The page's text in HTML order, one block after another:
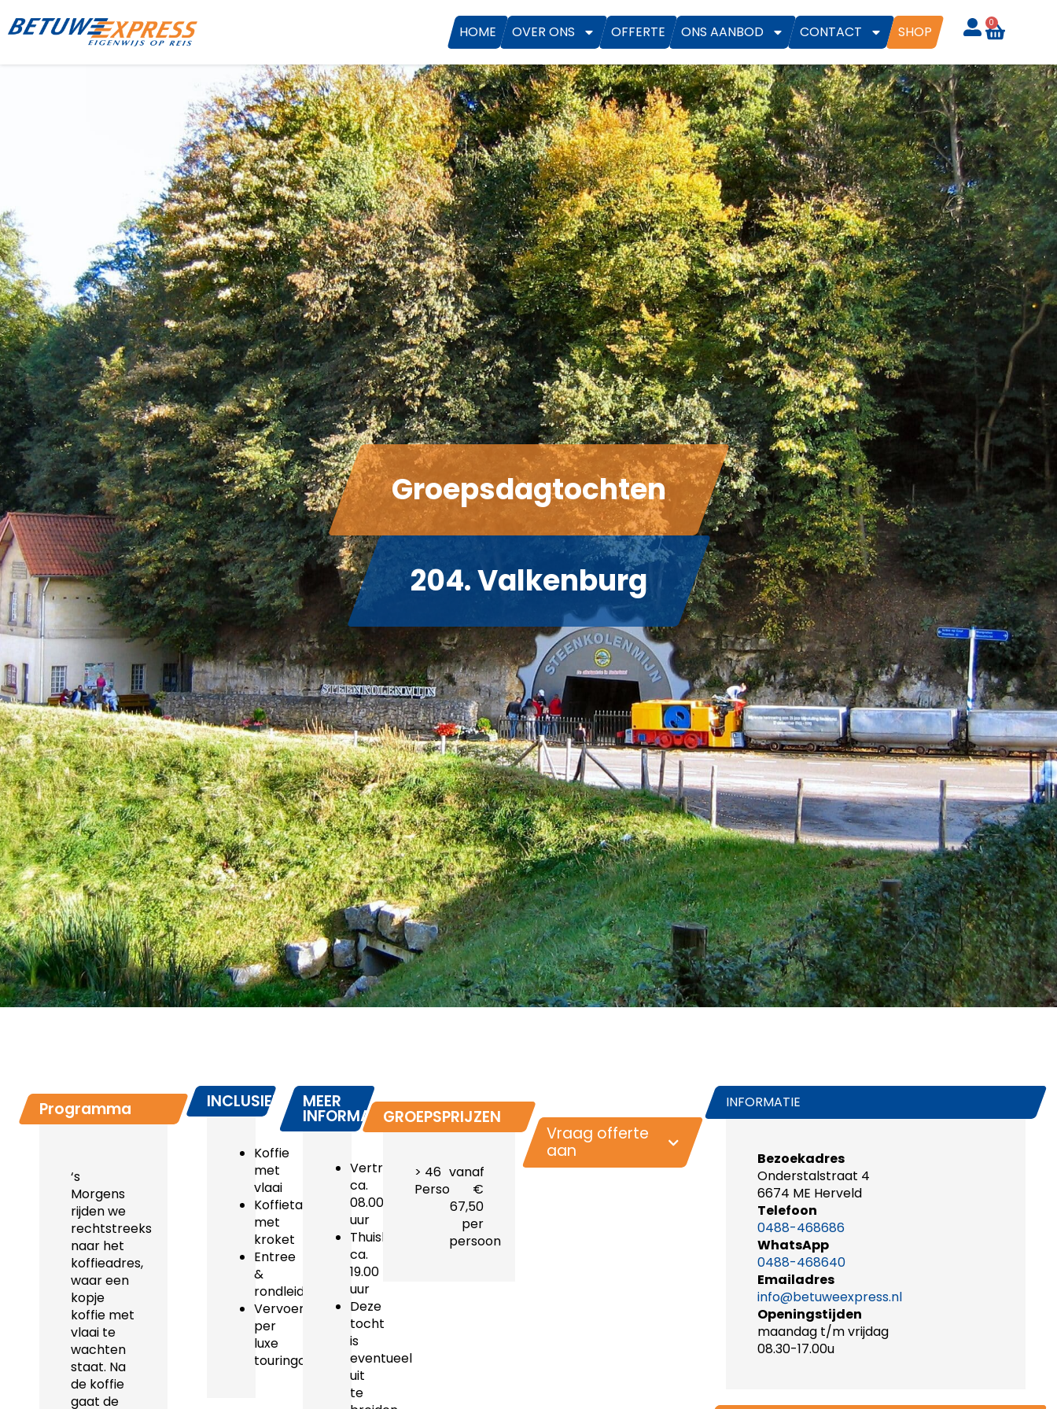
HOME OVER ONS OFFERTE ONS AANBOD CONTACT SHOP
0
Groepsdagtochten
204. Valkenburg
Programma
‘s
Morgens
rijden we
rechtstreeks
naar het
koffieadres,
waar een
kopje
koffie met
vlaai te
wachten
staat. Na
de koffie
gaat de
INCLUSIEF
Koffie
met
vlaai
Koffietafel
met
kroket
Entree
&
rondleiding
Vervoer
per
luxe
touringcar
MEER
INFORMATIE
Vertrektijd:
ca.
08.00
uur
Thuiskomst:
ca.
19.00
uur
Deze
tocht
is
eventueel
uit
te
GROEPSPRIJZEN
> 46
Personen
vanaf
€
67,50
per
persoon
Vraag offerte
aan
INFORMATIE
Bezoekadres
Onderstalstraat 4
6674 ME Herveld
Telefoon
0488-468686
WhatsApp
0488-468640
Emailadres
info@betuweexpress.nl
Openingstijden
maandag t/m vrijdag
08.30-17.00u